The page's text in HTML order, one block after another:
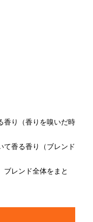
香り（香りを嗅いだ時
て香る香り（ブレンド
ブレンド全体をまと